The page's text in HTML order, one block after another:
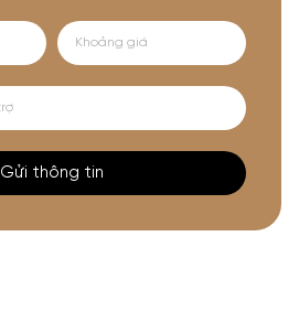
Gửi thông tin